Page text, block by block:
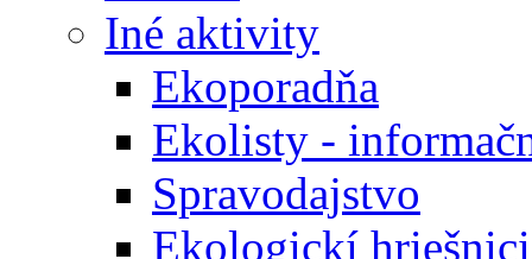
Iné aktivity
Ekoporadňa
Ekolisty -
Spravodajstvo
Ekologickí hriešnici